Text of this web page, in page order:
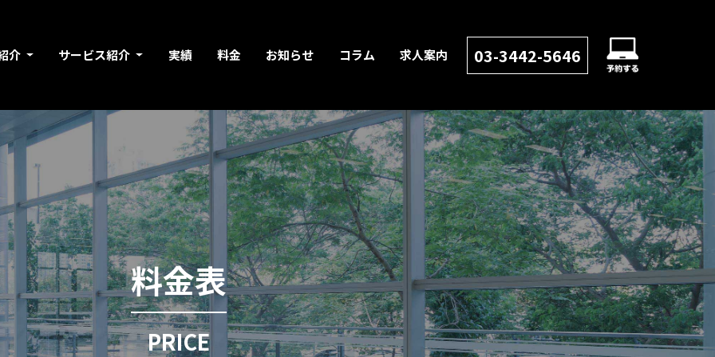
介 サービス紹介 実績 料金 お知らせ コラム 求人案内 03-3442-5646
料金表
PRICE